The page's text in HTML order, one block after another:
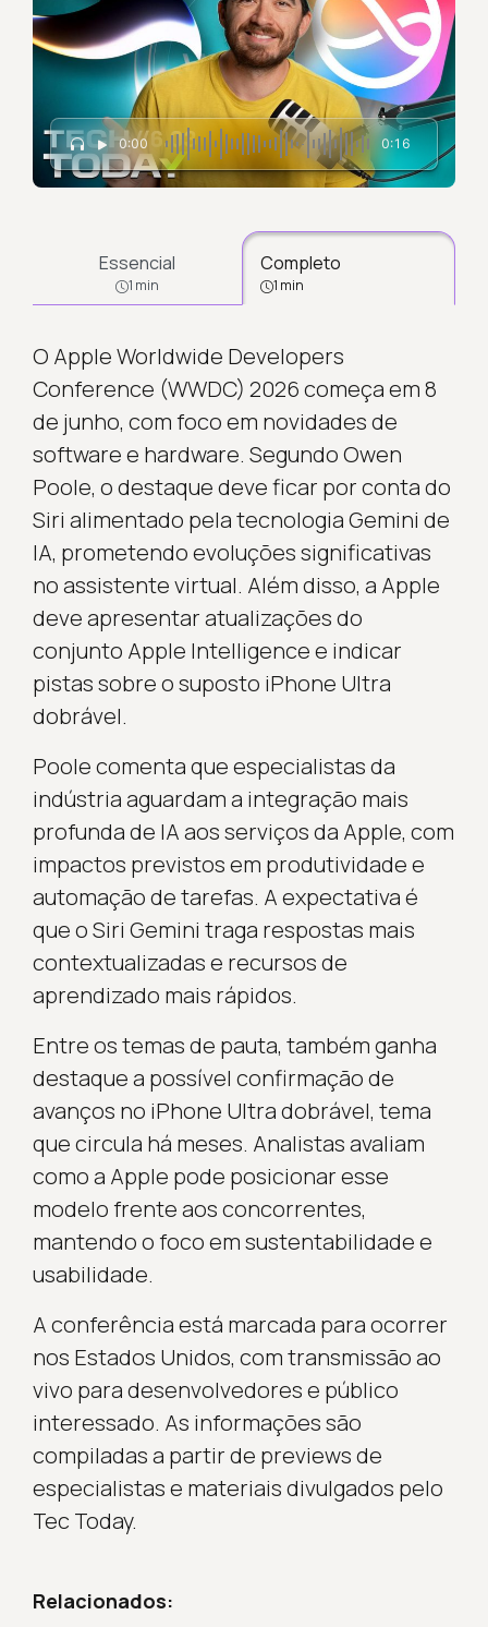
0:00 0:16
Essencial
1 min
Completo
1 min
O Apple Worldwide Developers
Conference (WWDC) 2026 começa em 8
de junho, com foco em novidades de
software e hardware. Segundo Owen
Poole, o destaque deve ficar por conta do
Siri alimentado pela tecnologia Gemini de
IA, prometendo evoluções significativas
no assistente virtual. Além disso, a Apple
deve apresentar atualizações do
conjunto Apple Intelligence e indicar
pistas sobre o suposto iPhone Ultra
dobrável.
Poole comenta que especialistas da
indústria aguardam a integração mais
profunda de IA aos serviços da Apple, com
impactos previstos em produtividade e
automação de tarefas. A expectativa é
que o Siri Gemini traga respostas mais
contextualizadas e recursos de
aprendizado mais rápidos.
Entre os temas de pauta, também ganha
destaque a possível confirmação de
avanços no iPhone Ultra dobrável, tema
que circula há meses. Analistas avaliam
como a Apple pode posicionar esse
modelo frente aos concorrentes,
mantendo o foco em sustentabilidade e
usabilidade.
A conferência está marcada para ocorrer
nos Estados Unidos, com transmissão ao
vivo para desenvolvedores e público
interessado. As informações são
compiladas a partir de previews de
especialistas e materiais divulgados pelo
Tec Today.
Relacionados: